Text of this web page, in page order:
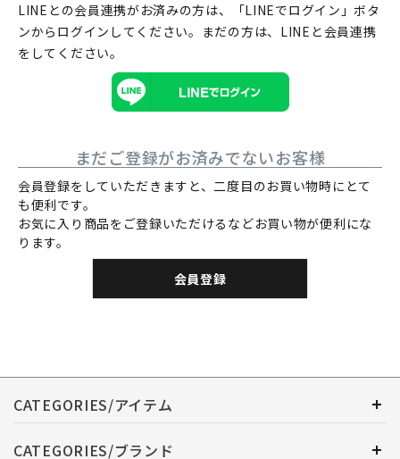
LINEとの会員連携がお済みの方は、「LINEでログイン」ボタ
ンからログインしてください。まだの方は、 LINEと会員連携
をしてください。
まだご登録がお済みでないお客様
会員登録をしていただきますと、二度目のお買い物時にとて
も便利です。
お気に入り商品をご登録いただけるなどお買い物が便利にな
ります。
会員登録
CATEGORIES/アイテム
CATEGORIES/ブランド